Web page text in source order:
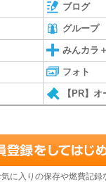
ブログ
グループ
みんカラ＋
フォト
【PR】
に入りの保存や燃費記録